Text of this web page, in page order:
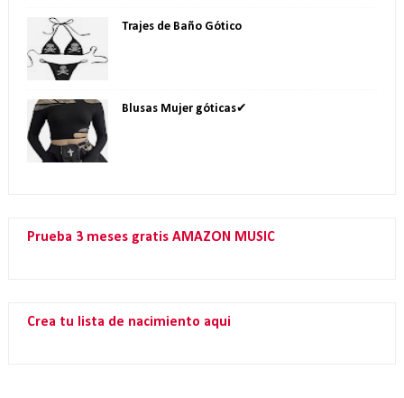
Trajes de Baño Gótico
Blusas Mujer góticas✔
Prueba 3 meses gratis AMAZON MUSIC
Crea tu lista de nacimiento aqui